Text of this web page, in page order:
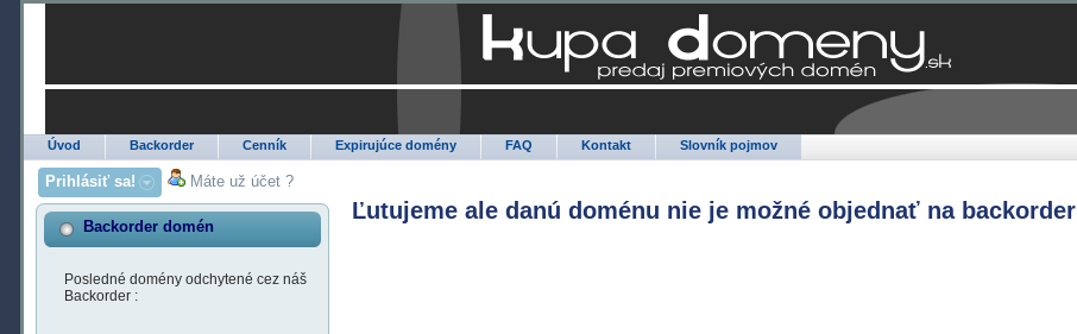
Úvod Backorder Cenník Expirujúce domény FAQ Kontakt Slovník pojmov
Prihlásiť sa! Máte už účet ?
Backorder domén
Posledné domény odchytené cez náš
Backorder :
Ľutujeme ale danú doménu nie je možné objednať na backorder